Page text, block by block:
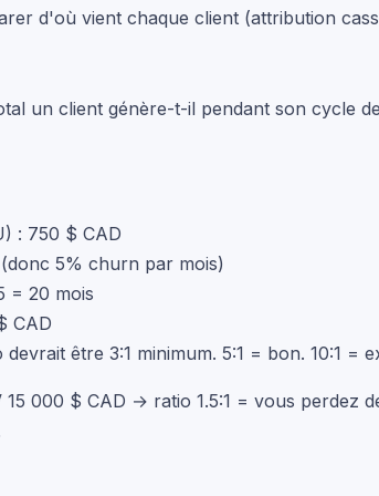
d'où vient chaque client (attribution
un client génère-t-il pendant son cycle
: 750 $ CAD
5% churn par mois)
= 20 mois
CAD
devrait être 3:1 minimum. 5:1 = bon. 10:1 =
15 000 $ CAD → ratio 1.5:1 = vous perdez